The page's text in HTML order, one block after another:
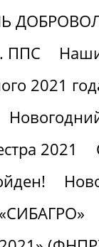
ППС
2021
2021